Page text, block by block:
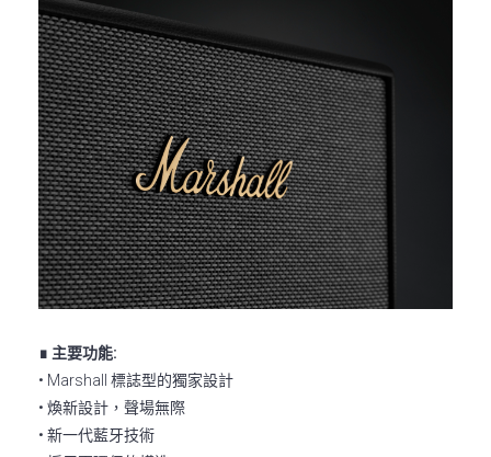
∎ 主要功能:
• Marshall 標誌型的獨家設計
• 煥新設計，聲場無際
• 新一代藍牙技術